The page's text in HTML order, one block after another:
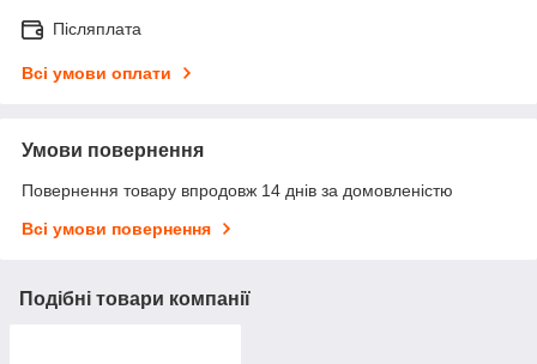
Післяплата
Всі умови оплати
Умови повернення
Повернення товару впродовж 14 днів за домовленістю
Всі умови повернення
Подібні товари компанії